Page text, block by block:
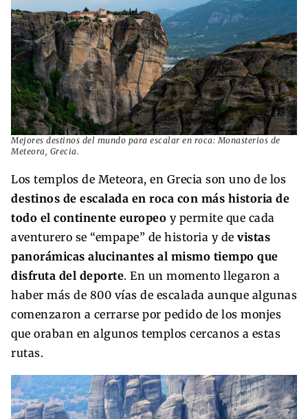
Mejores destinos del mundo para escalar en roca: Monasterios de
Meteora, Grecia.
Los templos de Meteora, en Grecia son uno de los
destinos de escalada en roca con más historia de
todo el continente europeo y permite que cada
aventurero se “empape” de historia y de vistas
panorámicas alucinantes al mismo tiempo que
disfruta del deporte. En un momento llegaron a
haber más de 800 vías de escalada aunque algunas
comenzaron a cerrarse por pedido de los monjes
que oraban en algunos templos cercanos a estas
rutas.